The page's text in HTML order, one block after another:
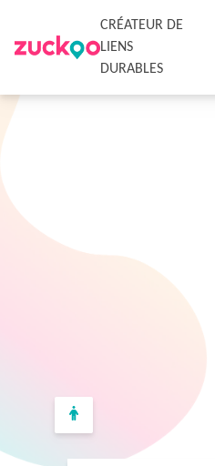
CRÉATEUR DE
LIENS
DURABLES